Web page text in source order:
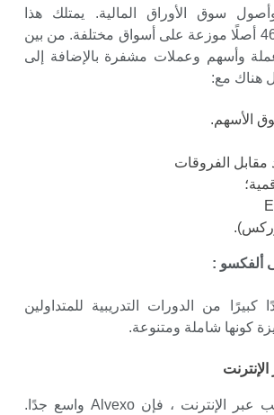
سوق الأوراق المالية. يمتلك هذا
الوسيط إجمالي 461 أصلًا موزعة على أسواق مختلفة. من بين
الأصول 58 عملة وأسهم وعملات مشفرة بالإضافة إلى
هناك مع:
الأسهم.
مقابل الفروقات
ألفكسو :
من الدورات التدريبية للمتداولين
كونها شاملة ومتنوعة.
فيما يتعلق بالتدريب عبر الإنترنت ، فإن Alvexo واسع جدًا.